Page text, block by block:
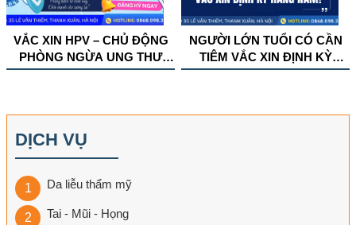
VẮC XIN HPV – CHỦ ĐỘNG
PHÒNG NGỪA UNG THƯ
CHO CẢ NAM VÀ NỮ
NGƯỜI LỚN TUỔI CÓ CẦN
TIÊM VẮC XIN ĐỊNH KỲ
HẰNG NĂM?
DỊCH VỤ
Da liễu thẩm mỹ
Tai - Mũi - Họng